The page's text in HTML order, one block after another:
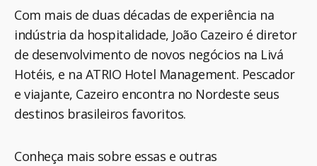
Com mais de duas décadas de experiência na
indústria da hospitalidade, João Cazeiro é diretor
de desenvolvimento de novos negócios na Livá
Hotéis, e na ATRIO Hotel Management. Pescador
e viajante, Cazeiro encontra no Nordeste seus
destinos brasileiros favoritos.
Conheça mais sobre essas e outras